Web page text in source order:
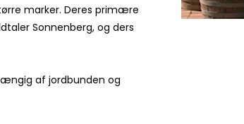
marker. Deres primære
Sonnenberg, og ders
af jordbunden og